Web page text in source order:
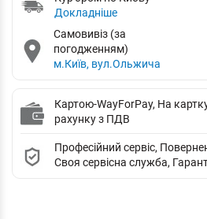
Докладніше
Самовивіз (за
погодженням)
м.Київ, вул.Ольжича
Картою-WayForPay, На
рахунку з ПДВ
Професійний сервіс,
Своя сервісна служба,